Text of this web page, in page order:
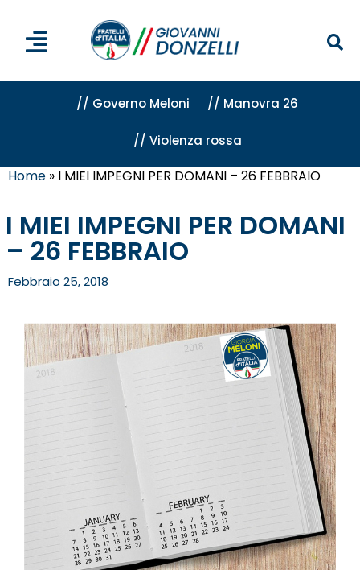
// Governo Meloni // Manovra 26
// Violenza rossa
Home » I MIEI IMPEGNI PER DOMANI – 26 FEBBRAIO
I MIEI IMPEGNI PER DOMANI
– 26 FEBBRAIO
Febbraio 25, 2018